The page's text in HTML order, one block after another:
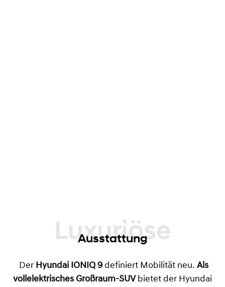
Luxuriöse
Ausstattung
Der Hyundai IONIQ 9definiert Mobilität neu. Als
vollelektrisches Großraum-SUVbietet der Hyundai